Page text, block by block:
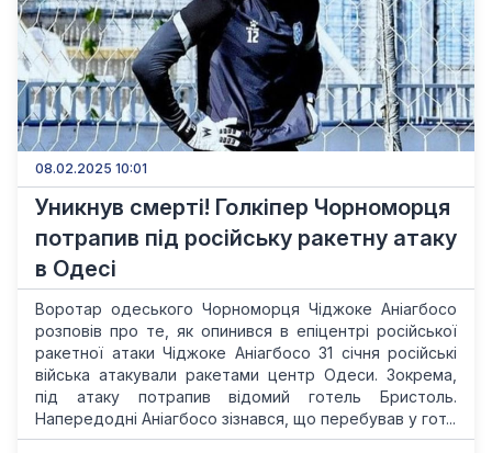
08.02.2025 10:01
Уникнув смерті! Голкіпер Чорноморця
потрапив під російську ракетну атаку
в Одесі
Воротар одеського Чорноморця Чіджоке Аніагбосо
розповів про те, як опинився в епіцентрі російської
ракетної атаки Чіджоке Аніагбосо 31 січня російські
війська атакували ракетами центр Одеси. Зокрема,
під атаку потрапив відомий готель Бристоль.
Напередодні Аніагбосо зізнався, що перебував у гот...